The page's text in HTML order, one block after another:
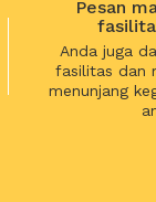
Pesan
Anda juga
fasilitas dan
menunjang